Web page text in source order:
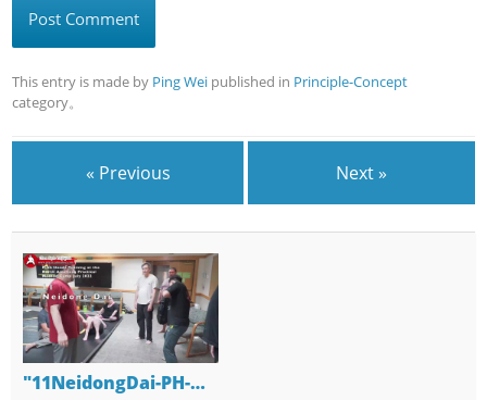
This entry is made by Ping Wei published in Principle-Concept
category。
« Previous Next »
"11NeidongDai-PH-…